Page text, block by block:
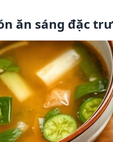
ăn sáng đặc